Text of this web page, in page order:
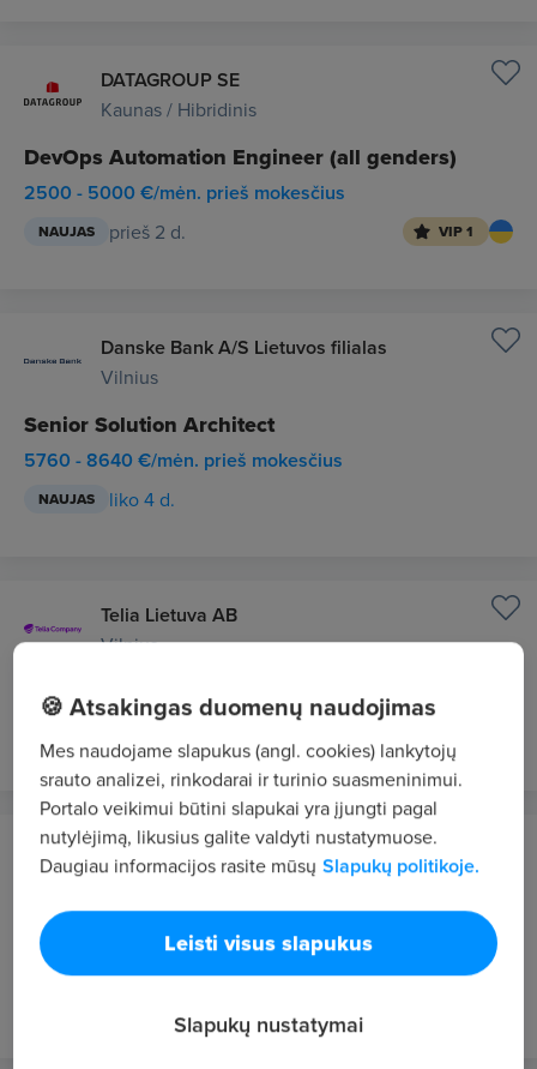
DATAGROUP SE
Kaunas / Hibridinis
DevOps Automation Engineer (all genders)
2500 - 5000 €/mėn. prieš mokesčius
NAUJAS prieš 2 d. VIP 1
Danske Bank A/S Lietuvos filialas
Vilnius
Senior Solution Architect
5760 - 8640 €/mėn. prieš mokesčius
NAUJAS liko 4 d.
Telia Lietuva AB
Vilnius
QA Engineer (TV Play)
Danske Bank A/S Lietuvos filialas
Vilnius
Senior Business & Functional Specialist for
Workflow enablement Tribe
🍪 Atsakingas duomenų naudojimas
Mes naudojame slapukus (angl. cookies) lankytojų
srauto analizei, rinkodarai ir turinio suasmeninimui.
Portalo veikimui būtini slapukai yra įjungti pagal
nutylėjimą, likusius galite valdyti nustatymuose.
Daugiau informacijos rasite mūsų Slapukų politikoje.
Leisti visus slapukus
Slapukų nustatymai